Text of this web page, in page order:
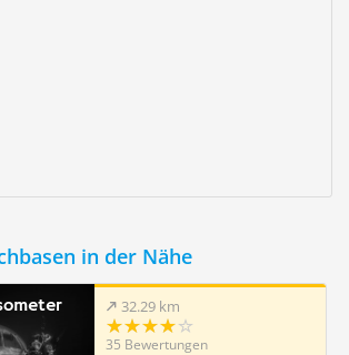
in der Nähe
32.29 km
35 Bewertungen